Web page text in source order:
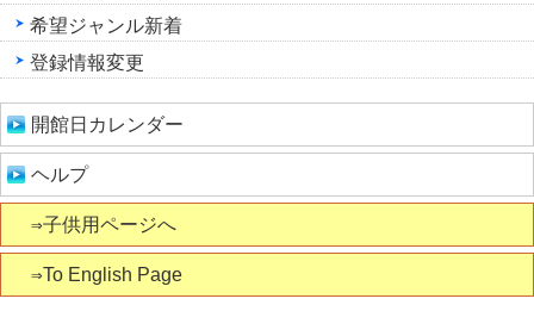
希望ジャンル新着
登録情報変更
開館日カレンダー
ヘルプ
⇒子供用ページへ
⇒To English Page